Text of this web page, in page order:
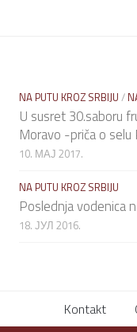
NA PUTU KROZ SRBIJU /
U susret 30.saboru
Moravo -priča o selu
10. МАЈ 2017.
NA PUTU KROZ SRBIJU
Poslednja vodenica
18. ЈУЛ 2016.
Kontakt